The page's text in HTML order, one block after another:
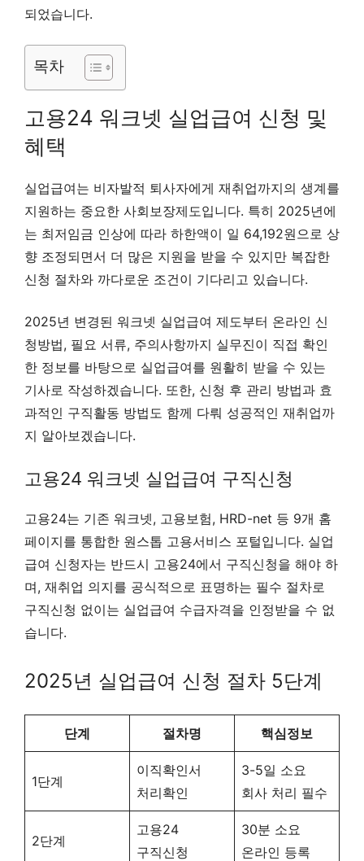
되었습니다.
목차
고용24 워크넷 실업급여 신청 및
혜택
실업급여는 비자발적 퇴사자에게 재취업까지의 생계를
지원하는 중요한 사회보장제도입니다. 특히 2025년에
는 최저임금 인상에 따라 하한액이 일 64,192원으로 상
향 조정되면서 더 많은 지원을 받을 수 있지만 복잡한
신청 절차와 까다로운 조건이 기다리고 있습니다.
2025년 변경된 워크넷 실업급여 제도부터 온라인 신
청방법, 필요 서류, 주의사항까지 실무진이 직접 확인
한 정보를 바탕으로 실업급여를 원활히 받을 수 있는
기사로 작성하겠습니다. 또한, 신청 후 관리 방법과 효
과적인 구직활동 방법도 함께 다뤄 성공적인 재취업까
지 알아보겠습니다.
고용24 워크넷 실업급여 구직신청
고용24는 기존 워크넷, 고용보험, HRD-net 등 9개 홈
페이지를 통합한 원스톱 고용서비스 포털입니다. 실업
급여 신청자는 반드시 고용24에서 구직신청을 해야 하
며, 재취업 의지를 공식적으로 표명하는 필수 절차로
구직신청 없이는 실업급여 수급자격을 인정받을 수 없
습니다.
2025년 실업급여 신청 절차 5단계
단계 절차명 핵심정보
1단계
이직확인서
처리확인
3-5일 소요
회사 처리 필수
2단계
고용24
구직신청
30분 소요
온라인 등록